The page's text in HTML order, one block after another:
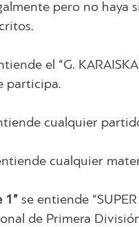
pero no haya
el “G.
participa.
cualquier
cualquier
1” se entiende
de Primera